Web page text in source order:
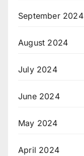
September 2024
August 2024
July 2024
June 2024
May 2024
April 2024